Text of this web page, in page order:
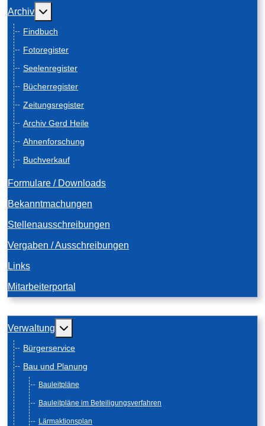
Archiv Weitere Informationen: Archiv
Findbuch
Fotoregister
Seelenregister
Bücherregister
Zeitungsregister
Archiv Gerd Heile
Ahnenforschung
Buchverkauf
Formulare / Downloads
Bekanntmachungen
Stellenausschreibungen
Vergaben / Ausschreibungen
Links
Mitarbeiterportal
Verwaltung Weitere Informationen: Verwaltung
Bürgerservice
Bau und Planung
Bauleitpläne
Bauleitpläne im Beteiligungsverfahren
Lärmaktionsplan